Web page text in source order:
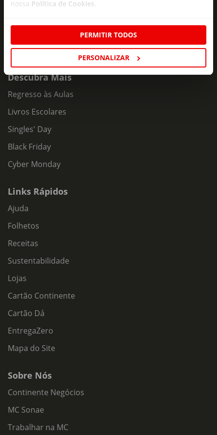
nossa Política de Cookies.
PERMITIR TODOS
PERSONALIZAR
Descubra Mais
Regresso às Aulas
Livros Escolares
Singles' Day
Black Friday
Cyber Monday
Links Rápidos
Ajuda
Folhetos
Receitas
Sustentabilidade
Lojas
Cartão Continente
Cartão Dá
EntregaZero
Mapa do Site
Sobre Nós
Continente Negócios
MC Sonae
Trabalhar na MC